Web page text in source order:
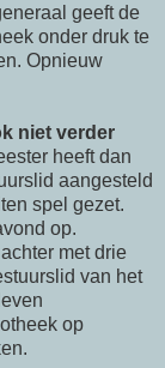
geeft de
onder druk te
Opnieuw
niet verder
heeft dan
aangesteld
spel gezet.
op.
met drie
van het
op